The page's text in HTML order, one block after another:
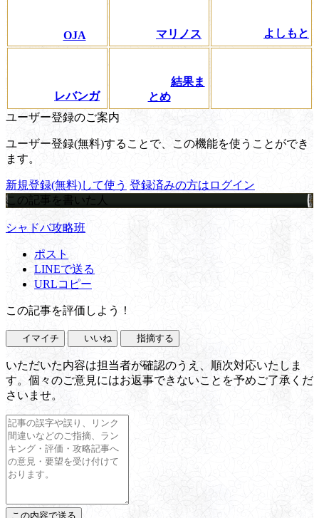
OJA マリノス よしもと
レバンガ
結果ま
とめ
ユーザー登録のご案内
ユーザー登録(無料)することで、この機能を使うことができ
ます。
新規登録(無料)して使う 登録済みの方はログイン
この記事を書いた人
シャドバ攻略班
ポスト
LINEで送る
URLコピー
この記事を評価しよう！
イマイチ いいね 指摘する
いただいた内容は担当者が確認のうえ、順次対応いたしま
す。個々のご意見にはお返事できないことを予めご了承くだ
さいませ。